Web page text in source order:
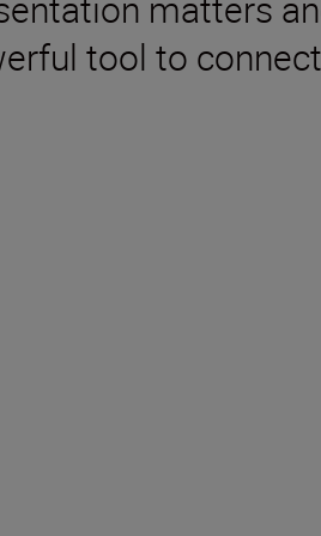
tool to